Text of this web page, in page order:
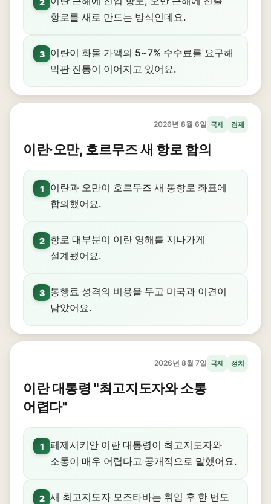
항로를 새로 만드는 방식인데요.
3
이란이 화물 가액의 5~7% 수수료를 요구해
막판 진통이 이어지고 있어요.
2026년 8월 6일 국제 경제
이란·오만, 호르무즈 새 항로 합의
1
이란과 오만이 호르무즈 새 통항로 좌표에
합의했어요.
2
항로 대부분이 이란 영해를 지나가게
설계됐어요.
3
통행료 성격의 비용을 두고 미국과 이견이
남았어요.
2026년 8월 7일 국제 정치
이란 대통령 "최고지도자와 소통
어렵다"
1
페제시키안 이란 대통령이 최고지도자와
소통이 매우 어렵다고 공개적으로 말했어요.
2 새 최고지도자 모즈타바는 취임 후 한 번도